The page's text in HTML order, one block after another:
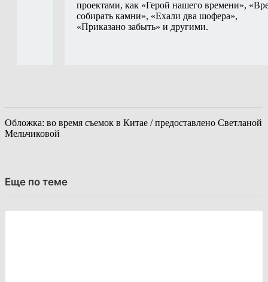
проектами, как «Герой нашего времени»,
собирать камни», «Ехали два шофера»,
«Приказано забыть» и другими.
Обложка: во время съемок в Китае / предоставлено Светланой
Мельчиковой
Еще по теме